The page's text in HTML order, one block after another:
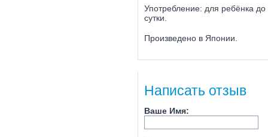
Употребление: для ребёнка до
сутки.
Произведено в Японии.
Написать отзыв
Ваше Имя: